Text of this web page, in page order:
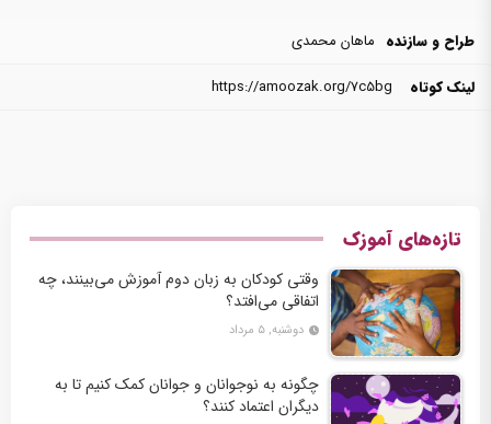
طراح و سازنده ماهان محمدی
لینک کوتاه
https://amoozak.org/7c5bg
تازه‌های آموزک
وقتی کودکان به زبان دوم آموزش می‌بینند، چه
اتفاقی می‌افتد؟
دوشنبه, ۵ مرداد
چگونه به نوجوانان و جوانان کمک کنیم تا به
دیگران اعتماد کنند؟